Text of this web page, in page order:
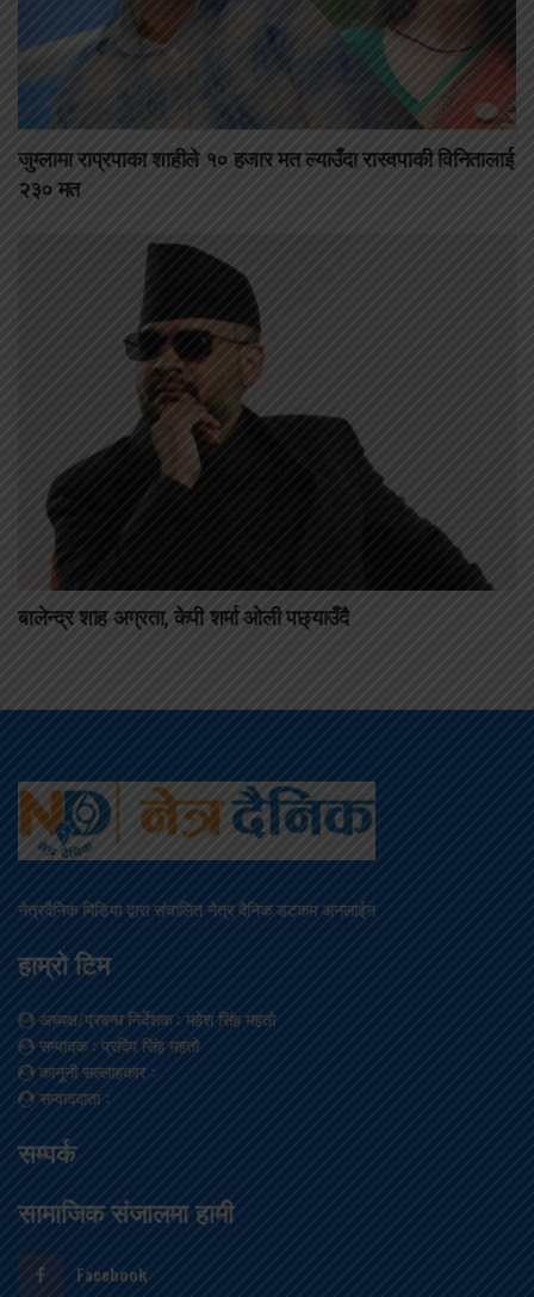
जुम्लामा राप्रपाका शाहीले १० हजार मत ल्याउँदा रास्वपाकी विनितालाई
२३० मत
बालेन्द्र शाह अग्रता, केपी शर्मा ओली पछ्याउँदै
नेत्रदैनिक मिडिया द्वारा संचालित नेत्र दैनिक डटकम अनलाईन
हाम्रो टिम
अध्यक्ष/प्रबन्ध निर्देशक: महेश सिंह महतो
सम्पादक: प्रदिप सिंह महतो
कानूनी सल्लाहकार:
सम्वाददाता:
सम्पर्क
सामाजिक संजालमा हामी
Facebook